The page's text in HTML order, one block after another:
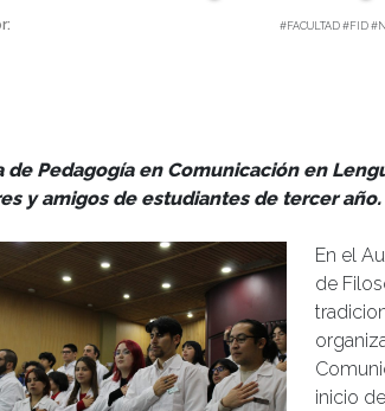
#FACULTAD #FID
de Pedagogía en Comunicación en
y amigos de estudiantes de tercer año.
En el
de
inicio